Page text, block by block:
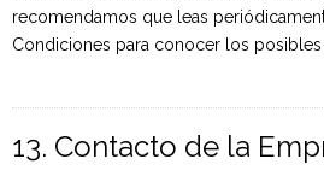
recomendamos que leas
Condiciones para conocer los posibles
13. Contacto de la